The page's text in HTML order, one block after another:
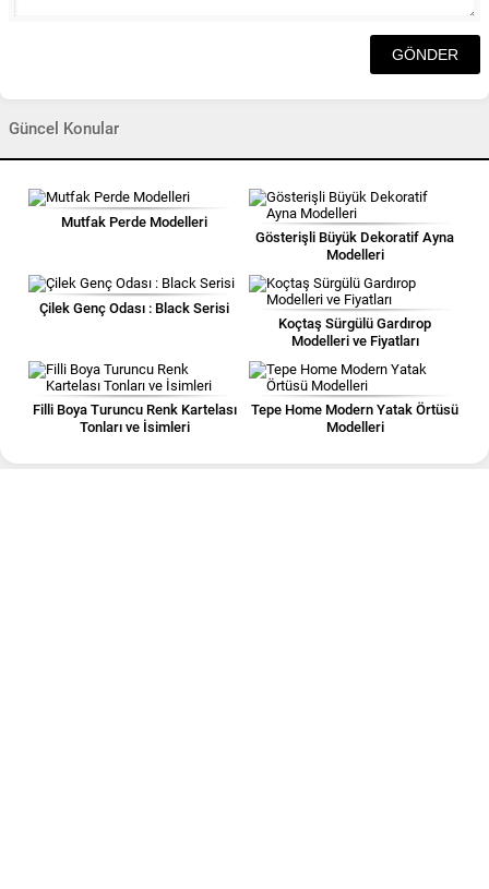
Güncel Konular
Mutfak Perde Modelleri
Gösterişli Büyük Dekoratif Ayna
Modelleri
Çilek Genç Odası : Black Serisi
Koçtaş Sürgülü Gardırop
Modelleri ve Fiyatları
Filli Boya Turuncu Renk Kartelası
Tonları ve İsimleri
Tepe Home Modern Yatak Örtüsü
Modelleri